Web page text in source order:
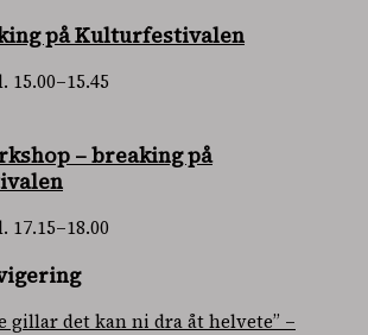
på Kulturfestivalen
15.00–15.45
– breaking på
17.15–18.00
gillar det kan ni dra åt helvete” –